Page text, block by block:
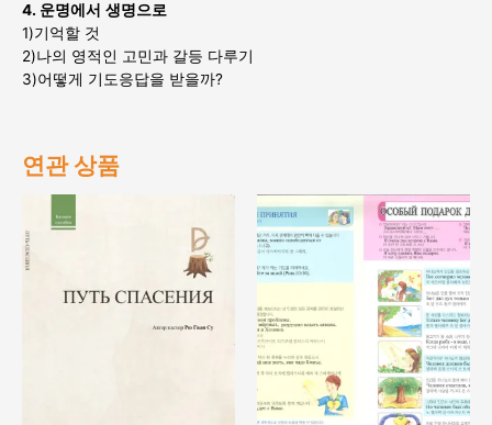
4. 운명에서 생명으로
1)기억할 것
2)나의 영적인 고민과 갈등 다루기
3)어떻게 기도응답을 받을까?
연관 상품